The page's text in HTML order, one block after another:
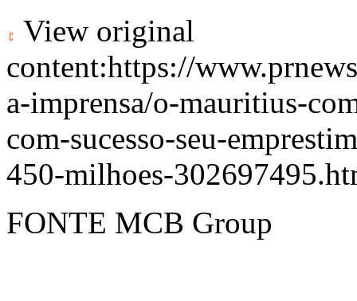
View original
content:https://
a-imprensa/o-mauritius-
com-sucesso-seu-
450-milhoes-
FONTE MCB Group